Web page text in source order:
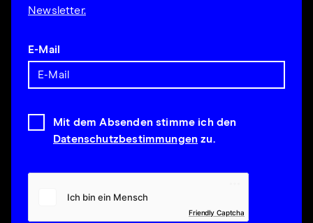
Newsletter.
E-Mail
Mit dem Absenden stimme ich den
Datenschutzbestimmungen zu.
Friendly Captcha